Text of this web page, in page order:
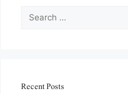
Search
for:
Recent Posts